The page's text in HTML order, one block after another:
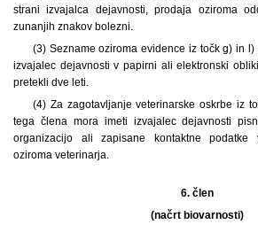
strani izvajalca dejavnosti, prodaja oziroma
zunanjih znakov bolezni.
(3) Sezname oziroma evidence iz točk g) in
izvajalec dejavnosti v papirni ali elektronski
pretekli dve leti.
(4) Za zagotavljanje veterinarske oskrbe iz
tega člena mora imeti izvajalec dejavnosti
organizacijo ali zapisane kontaktne podatke
oziroma veterinarja.
6. člen
(načrt biovarnosti)